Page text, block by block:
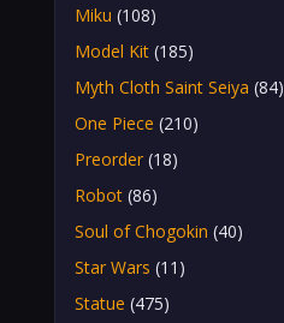
Miku (108)
Model Kit (185)
Myth Cloth Saint Seiya (84)
One Piece (210)
Preorder (18)
Robot (86)
Soul of Chogokin (40)
Star Wars (11)
Statue (475)